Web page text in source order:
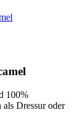
100%
Dressur oder